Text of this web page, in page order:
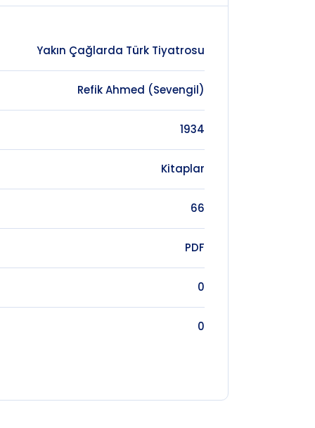
Yakın Çağlarda Türk Tiyatrosu
Refik Ahmed (Sevengil)
1934
Kitaplar
66
PDF
0
0